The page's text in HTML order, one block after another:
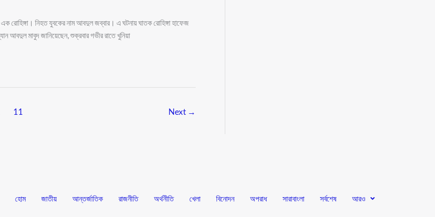
রোহিঙ্গা। নিহত যুবকের নাম আবদুল জব্বার। এ ঘটনায় ঘাতক রোহিঙ্গা হাফেজ
আবদুল মাবুদ জানিয়েছেন, শুক্রবার গভীর রাতে খুনিয়া
11 Next →
হোম জাতীয় আন্তর্জাতিক রাজনীতি অর্থনীতি খেলা বিনোদন অপরাধ সারাবাংলা সর্বশেষ আরও